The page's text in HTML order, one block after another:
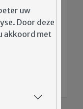
uw
Door deze
akkoord met